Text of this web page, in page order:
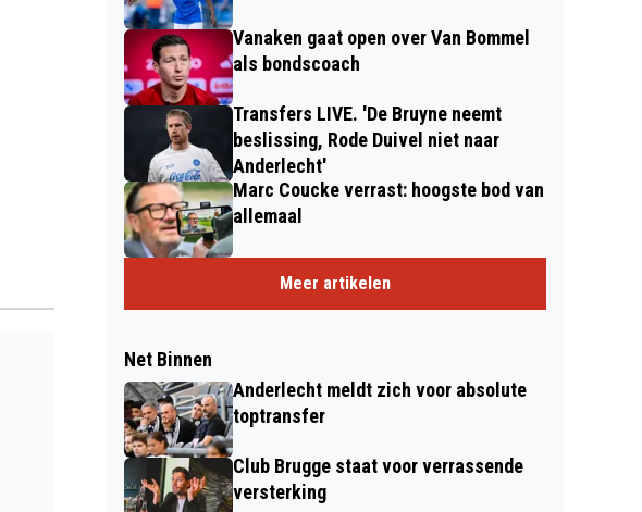
Vanaken gaat open over Van Bommel
als bondscoach
Transfers LIVE. 'De Bruyne neemt
beslissing, Rode Duivel niet naar
Anderlecht'
Marc Coucke verrast: hoogste bod van
allemaal
Meer artikelen
Net Binnen
Anderlecht meldt zich voor absolute
toptransfer
Club Brugge staat voor verrassende
versterking